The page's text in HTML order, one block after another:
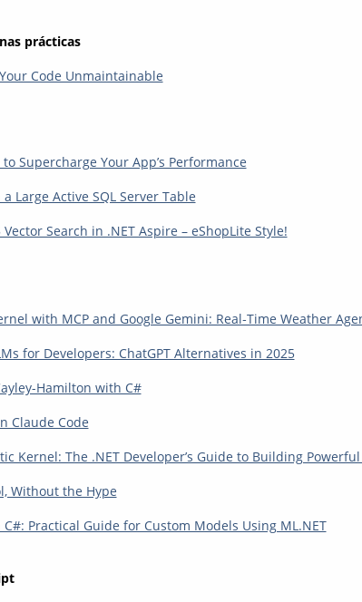
prácticas
Code Unmaintainable
to Supercharge Your App’s Performance
Large Active SQL Server Table
Vector Search in .NET Aspire – eShopLite Style!
with MCP and Google Gemini: Real‑Time Weather
for Developers: ChatGPT Alternatives in 2025
Hamilton with C#
Claude Code
Kernel: The .NET Developer’s Guide to Building
Without the Hype
Practical Guide for Custom Models Using ML.NET